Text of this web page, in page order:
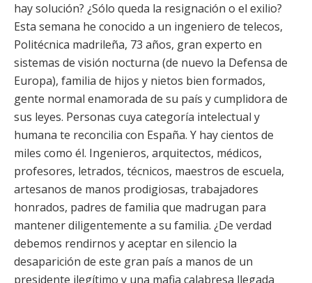
hay solución? ¿Sólo queda la resignación o el exilio?
Esta semana he conocido a un ingeniero de telecos,
Politécnica madrileña, 73 años, gran experto en
sistemas de visión nocturna (de nuevo la Defensa de
Europa), familia de hijos y nietos bien formados,
gente normal enamorada de su país y cumplidora de
sus leyes. Personas cuya categoría intelectual y
humana te reconcilia con España. Y hay cientos de
miles como él. Ingenieros, arquitectos, médicos,
profesores, letrados, técnicos, maestros de escuela,
artesanos de manos prodigiosas, trabajadores
honrados, padres de familia que madrugan para
mantener diligentemente a su familia. ¿De verdad
debemos rendirnos y aceptar en silencio la
desaparición de este gran país a manos de un
presidente ilegítimo y una mafia calabresa llegada